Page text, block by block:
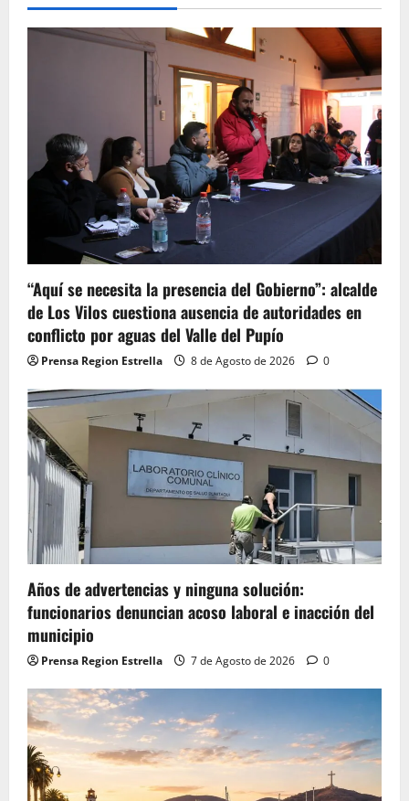
“Aquí se necesita la presencia del Gobierno”: alcalde
de Los Vilos cuestiona ausencia de autoridades en
conflicto por aguas del Valle del Pupío
Prensa Region Estrella 8 de Agosto de 2026 0
Años de advertencias y ninguna solución:
funcionarios denuncian acoso laboral e inacción del
municipio
Prensa Region Estrella 7 de Agosto de 2026 0